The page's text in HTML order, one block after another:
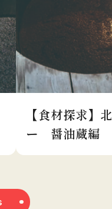
【食材探求】
ー 醤油蔵編